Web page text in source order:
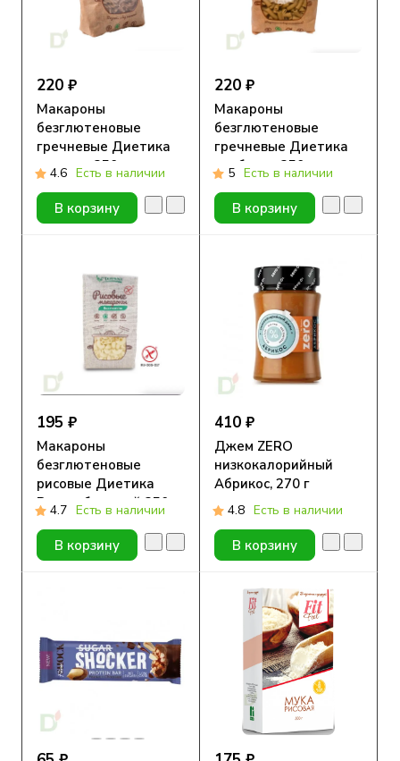
220 ₽
Макароны
безглютеновые
гречневые Диетика
спираль 250г
4.6 Есть в наличии
В корзину
220 ₽
Макароны
безглютеновые
гречневые Диетика
трубочка 250г
5 Есть в наличии
В корзину
195 ₽
Макароны
безглютеновые
рисовые Диетика
Рожок большой 250г
4.7 Есть в наличии
В корзину
410 ₽
Джем ZERO
низкокалорийный
Абрикос, 270 г
4.8 Есть в наличии
В корзину